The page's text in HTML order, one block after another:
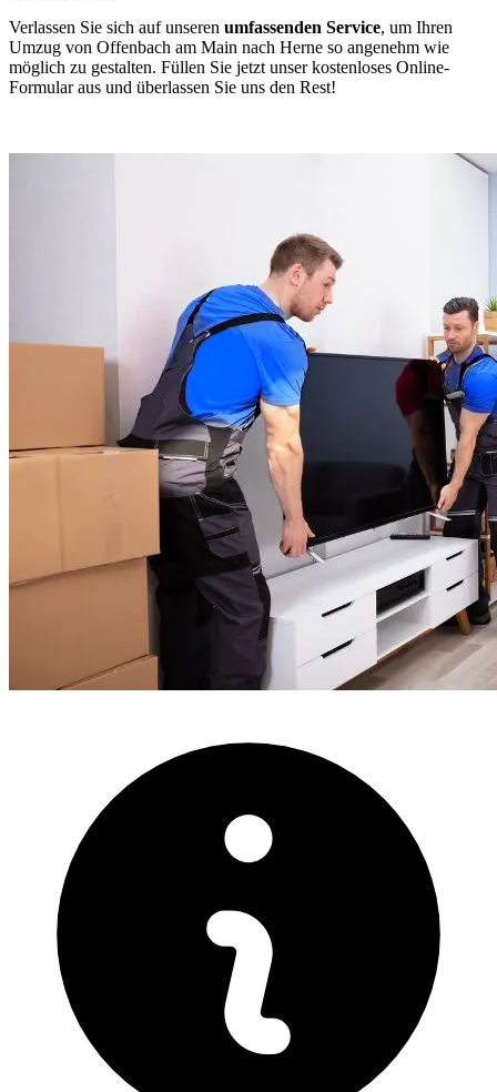
Verlassen Sie sich auf unseren umfassenden Service, um Ihren
Umzug von Offenbach am Main nach Herne so angenehm wie
möglich zu gestalten. Füllen Sie jetzt unser kostenloses Online-
Formular aus und überlassen Sie uns den Rest!